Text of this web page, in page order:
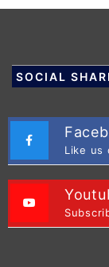
SOCIAL
Like us